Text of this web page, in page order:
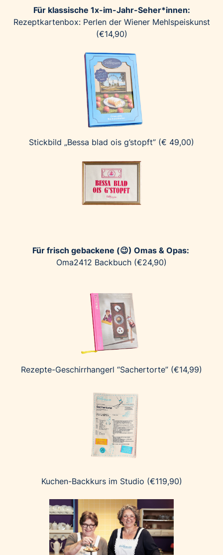
Für klassische 1x-im-Jahr-Seher*innen:
Rezeptkartenbox: Perlen der Wiener Mehlspeiskunst
(€14,90)
Stickbild „Bessa blad ois g’stopft” (€ 49,00)
Für frisch gebackene (😉) Omas & Opas:
Oma2412 Backbuch (€24,90)
Rezepte-Geschirrhangerl “Sachertorte” (€14,99)
Kuchen-Backkurs im Studio (€119,90)